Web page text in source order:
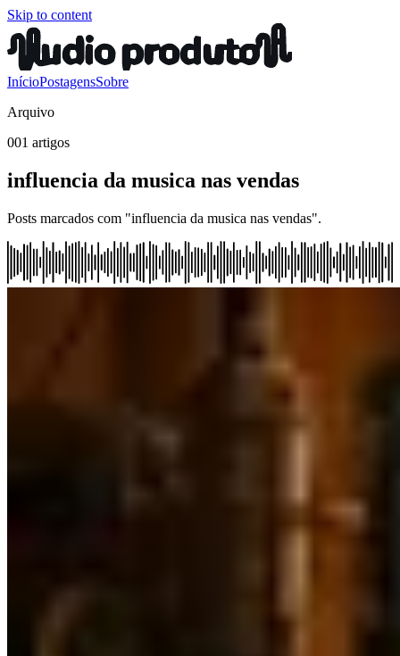
Skip to content
InícioPostagensSobre
Arquivo
001 artigos
influencia da musica nas vendas
Posts marcados com "influencia da musica nas vendas".